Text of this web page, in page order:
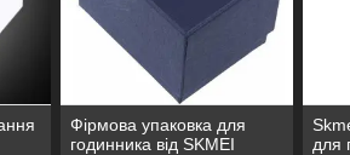
Фірмова упаковка для
годинника від SKMEI
для